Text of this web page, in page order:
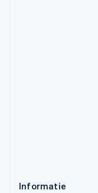
Informatie